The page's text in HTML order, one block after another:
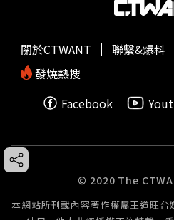
關於CTWANT 聯繫&爆料
發燒熱搜
Facebook
© 2020 The
本網站所刊載內容著作權屬王道旺